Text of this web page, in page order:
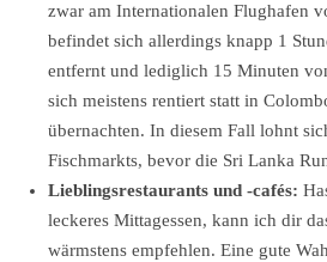
zwar am Internationalen Flughafen
befindet sich allerdings knapp 1
entfernt und lediglich 15 Minuten
sich meistens rentiert statt in
übernachten. In diesem Fall lohnt
Fischmarkts, bevor die Sri Lanka
Lieblingsrestaurants und -cafés:
leckeres Mittagessen, kann ich dir
wärmstens empfehlen. Eine gute